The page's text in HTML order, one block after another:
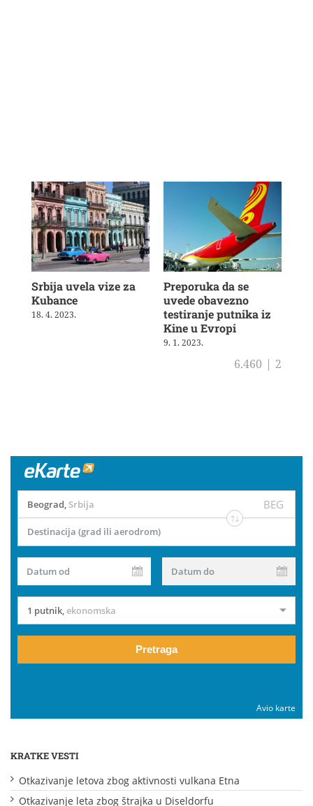
Srbija uvela vize za
Kubance
18. 4. 2023.
Preporuka da se
uvede obavezno
testiranje putnika iz
Kine u Evropi
9. 1. 2023.
6.460 | 2
Beograd Srbija BEG
Destinacija (grad ili aerodrom)
Datum od Datum do
1 putnik ekonomska
Pretraga
Avio karte
KRATKE VESTI
Otkazivanje letova zbog aktivnosti vulkana Etna
Otkazivanje leta zbog štrajka u Diseldorfu